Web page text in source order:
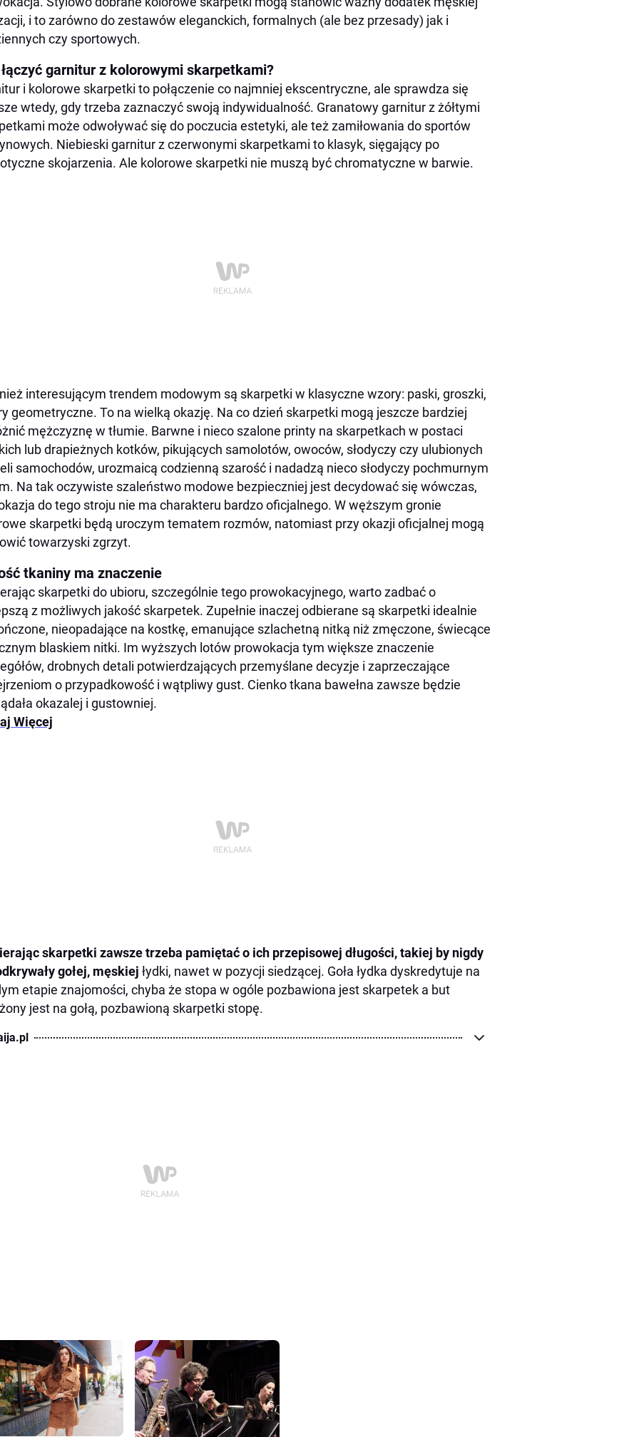
i to zarówno do zestawów eleganckich, formalnych (ale bez przesady) jak i
czy sportowych.
garnitur z kolorowymi skarpetkami?
i kolorowe skarpetki to połączenie co najmniej ekscentryczne, ale sprawdza się
wtedy, gdy trzeba zaznaczyć swoją indywidualność. Granatowy garnitur z żółtymi
może odwoływać się do poczucia estetyki, ale też zamiłowania do sportów
Niebieski garnitur z czerwonymi skarpetkami to klasyk, sięgający po
skojarzenia. Ale kolorowe skarpetki nie muszą być chromatyczne w barwie.
interesującym trendem modowym są skarpetki w klasyczne wzory: paski, groszki,
geometryczne. To na wielką okazję. Na co dzień skarpetki mogą jeszcze bardziej
mężczyznę w tłumie. Barwne i nieco szalone printy na skarpetkach w postaci
lub drapieżnych kotków, pikujących samolotów, owoców, słodyczy czy ulubionych
samochodów, urozmaicą codzienną szarość i nadadzą nieco słodyczy pochmurnym
Na tak oczywiste szaleństwo modowe bezpieczniej jest decydować się wówczas,
do tego stroju nie ma charakteru bardzo oficjalnego. W węższym gronie
skarpetki będą uroczym tematem rozmów, natomiast przy okazji oficjalnej mogą
towarzyski zgrzyt.
tkaniny ma znaczenie
skarpetki do ubioru, szczególnie tego prowokacyjnego, warto zadbać o
z możliwych jakość skarpetek. Zupełnie inaczej odbierane są skarpetki idealnie
nieopadające na kostkę, emanujące szlachetną nitką niż zmęczone, świecące
blaskiem nitki. Im wyższych lotów prowokacja tym większe znaczenie
drobnych detali potwierdzających przemyślane decyzje i zaprzeczające
o przypadkowość i wątpliwy gust. Cienko tkana bawełna zawsze będzie
okazalej i gustowniej.
Więcej
skarpetki zawsze trzeba pamiętać o ich przepisowej długości, takiej by nigdy
gołej, męskiej łydki, nawet w pozycji siedzącej. Goła łydka dyskredytuje na
etapie znajomości, chyba że stopa w ogóle pozbawiona jest skarpetek a but
jest na gołą, pozbawioną skarpetki stopę.